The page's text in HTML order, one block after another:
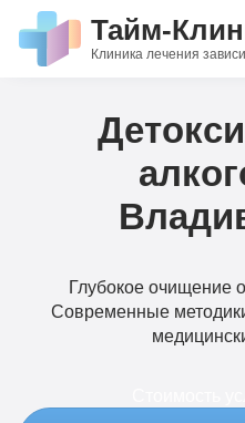
Тайм-
Клиника лечения
Глубокое очищение
Современные